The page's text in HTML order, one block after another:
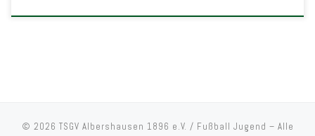
© 2026 TSGV Albershausen 1896 e.V. / Fußball Jugend – Alle